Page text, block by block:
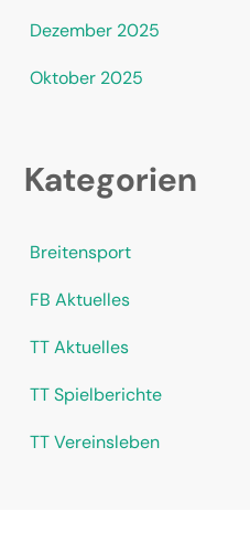
Dezember 2025
Oktober 2025
Kategorien
Breitensport
FB Aktuelles
TT Aktuelles
TT Spielberichte
TT Vereinsleben